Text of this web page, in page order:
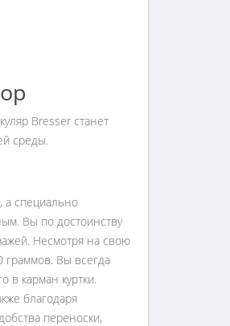
Bresser станет
среды.
а специально
Вы по достоинству
Несмотря на свою
граммов. Вы всегда
в карман куртки.
благодаря
переноски,